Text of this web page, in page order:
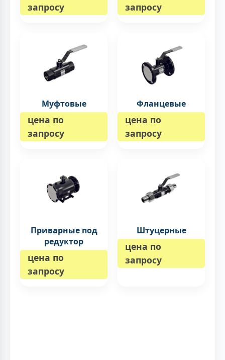
запросу
запросу
Муфтовые
цена по
запросу
Фланцевые
цена по
запросу
Приварные под
редуктор
цена по
запросу
Штуцерные
цена по
запросу